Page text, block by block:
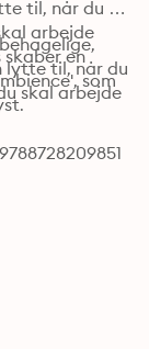
til, når du vil
arbejde
en
som
lytte til, når du
skal arbejde